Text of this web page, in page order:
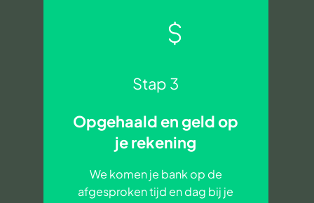
Stap 3
Opgehaald en geld op
je rekening
We komen je bank op de
afgesproken tijd en dag bij je